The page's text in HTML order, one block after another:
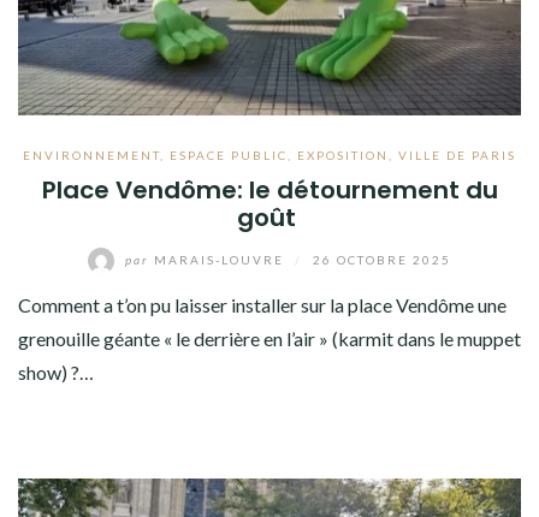
ENVIRONNEMENT, ESPACE PUBLIC, EXPOSITION , VILLE DE PARIS
Place Vendôme: le détournement du
goût
par MARAIS-LOUVRE 26 OCTOBRE 2025
Comment a t’on pu laisser installer sur la place Vendôme une
grenouille géante « le derrière en l’air » (karmit dans le muppet
show) ?…